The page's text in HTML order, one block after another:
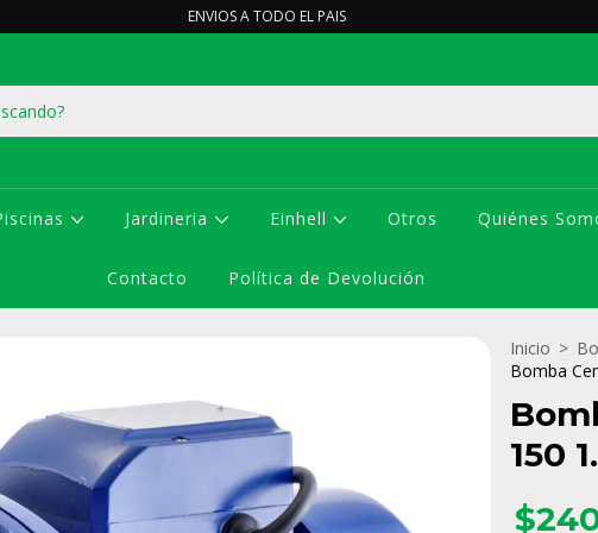
ENVIOS A TODO EL PAIS
Jardineria Einhell Otros Quiénes
Contacto Política de Devolución
Inicio >
Bomba
150